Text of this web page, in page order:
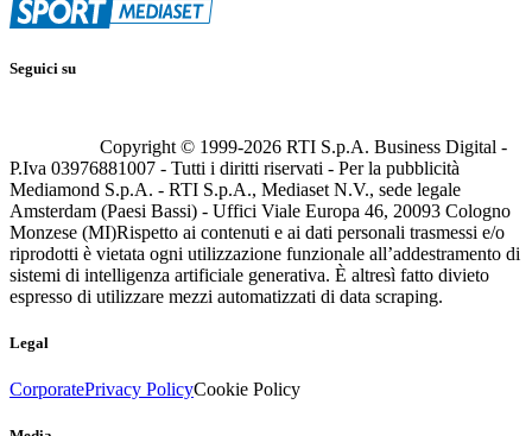
Seguici su
Copyright © 1999-2026 RTI S.p.A. Business Digital -
P.Iva 03976881007 - Tutti i diritti riservati - Per la pubblicità
Mediamond S.p.A. - RTI S.p.A., Mediaset N.V., sede legale
Amsterdam (Paesi Bassi) - Uffici Viale Europa 46, 20093 Cologno
Monzese (MI)Rispetto ai contenuti e ai dati personali trasmessi e/o
riprodotti è vietata ogni utilizzazione funzionale all’addestramento di
sistemi di intelligenza artificiale generativa. È altresì fatto divieto
espresso di utilizzare mezzi automatizzati di data scraping.
Legal
CorporatePrivacy PolicyCookie Policy